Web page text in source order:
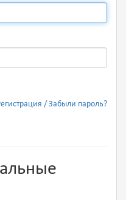
Забыли пароль?